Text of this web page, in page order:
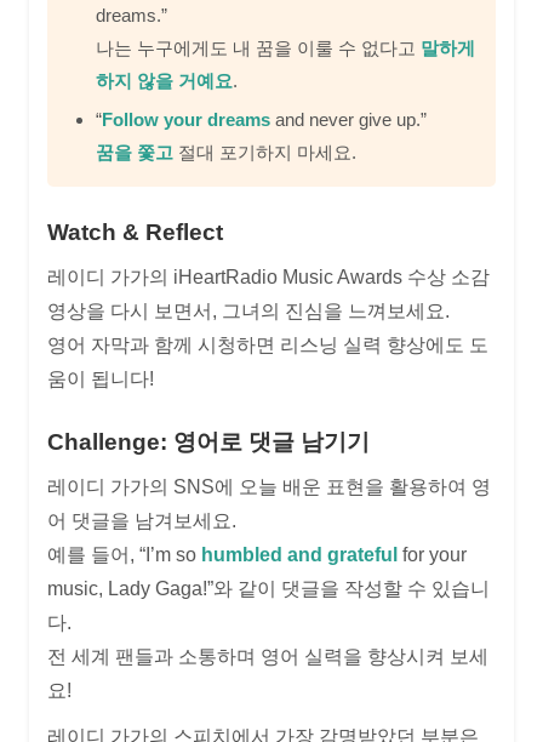
dreams.”
나는 누구에게도 내 꿈을 이룰 수 없다고 말하게
하지 않을 거예요.
“Follow your dreams and never give up.”
꿈을 쫓고 절대 포기하지 마세요.
Watch & Reflect
레이디 가가의 iHeartRadio Music Awards 수상 소감
영상을 다시 보면서, 그녀의 진심을 느껴보세요.
영어 자막과 함께 시청하면 리스닝 실력 향상에도 도
움이 됩니다!
Challenge: 영어로 댓글 남기기
레이디 가가의 SNS에 오늘 배운 표현을 활용하여 영
어 댓글을 남겨보세요.
예를 들어, “I’m so humbled and grateful for your
music, Lady Gaga!”와 같이 댓글을 작성할 수 있습니
다.
전 세계 팬들과 소통하며 영어 실력을 향상시켜 보세
요!
레이디 가가의 스피치에서 가장 감명받았던 부분은